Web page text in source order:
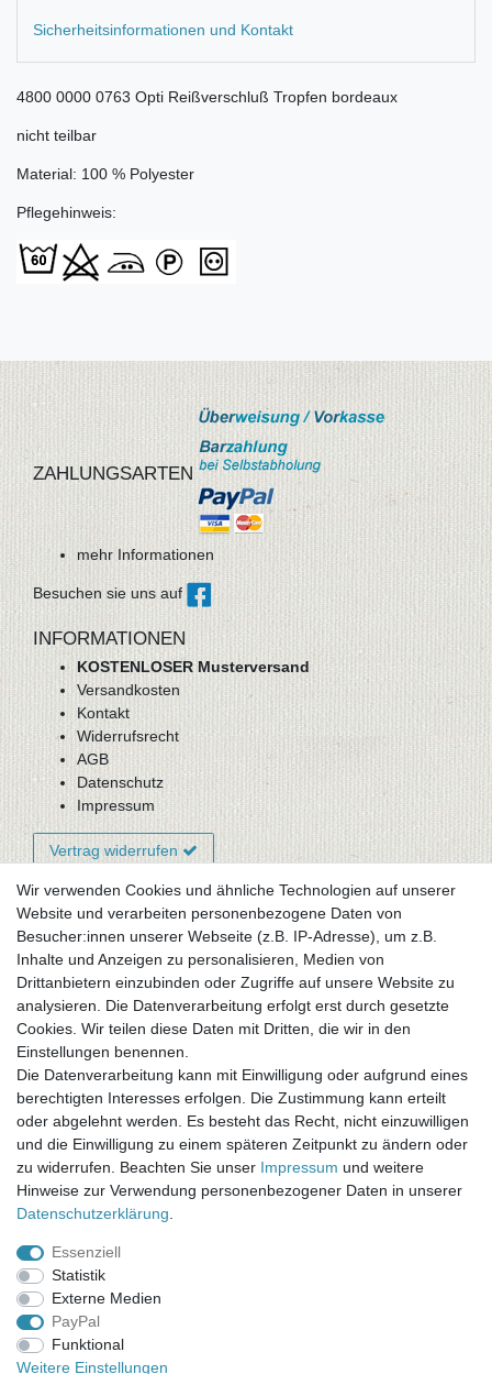
Sicherheitsinformationen und Kontakt
4800 0000 0763 Opti Reißverschluß Tropfen bordeaux
nicht teilbar
Material: 100 % Polyester
Pflegehinweis:
ZAHLUNGSARTEN
mehr Informationen
Besuchen sie uns auf
INFORMATIONEN
KOSTENLOSER Musterversand
Versandkosten
Kontakt
Widerrufsrecht
AGB
Datenschutz
Impressum
Vertrag widerrufen
Newsletter-Anmeldung
FAQ / Fragen
Mein Warenkorb
Mein Merkzettel
Mein Konto
UNSER LADENGESCHÄFT
Gottlieb-Daimler-Str. 10
33334 Gütersloh
ÖFFNUNGSZEITEN
Montag - Dienstag: 8.00 - 18.00 Uhr, Mittwoch Ruhetag,
Donnerstag: 8.00 - 18.00 Uhr, Freitag 8.00 - 14.00 Uhr
KUNDENSERVICE
Telefon: (05241) 403 22 38
E-Mail: info@stoffamstueck.de
Wir verwenden Cookies und ähnliche Technologien auf unserer
Website und verarbeiten personenbezogene Daten von
Besucher:innen unserer Webseite (z.B. IP-Adresse), um z.B.
Inhalte und Anzeigen zu personalisieren, Medien von
Drittanbietern einzubinden oder Zugriffe auf unsere Website zu
analysieren. Die Datenverarbeitung erfolgt erst durch gesetzte
Cookies. Wir teilen diese Daten mit Dritten, die wir in den
Einstellungen benennen.
Die Datenverarbeitung kann mit Einwilligung oder aufgrund eines
berechtigten Interesses erfolgen. Die Zustimmung kann erteilt
oder abgelehnt werden. Es besteht das Recht, nicht einzuwilligen
und die Einwilligung zu einem späteren Zeitpunkt zu ändern oder
zu widerrufen. Beachten Sie unser Impressum und weitere
Hinweise zur Verwendung personenbezogener Daten in unserer
Daten­schutz­erklärung
Essenziell
Statistik
Externe Medien
PayPal
Funktional
Weitere Einstellungen